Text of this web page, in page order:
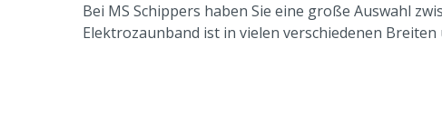
Bei MS Schippers haben Sie eine große Auswahl
Elektrozaunband ist in vielen verschiedenen Breiten